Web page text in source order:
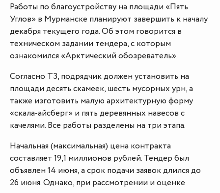
Работы по благоустройству на площади «Пять
Углов» в Мурманске планируют завершить к началу
декабря текущего года. Об этом говорится в
техническом задании тендера, с которым
ознакомился «Арктический обозреватель».
Согласно ТЗ, подрядчик должен установить на
площади десять скамеек, шесть мусорных урн, а
также изготовить малую архитектурную форму
«скала-айсберг» и пять деревянных навесов с
качелями. Все работы разделены на три этапа.
Начальная (максимальная) цена контракта
составляет 19,1 миллионов рублей. Тендер был
объявлен 14 июня, а срок подачи заявок длился до
26 июня. Однако, при рассмотрении и оценке